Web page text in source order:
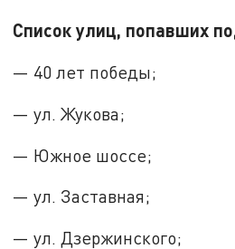
Список улиц, попавших
— 40 лет победы;
— ул. Жукова;
— Южное шоссе;
— ул. Заставная;
— ул. Дзержинского;